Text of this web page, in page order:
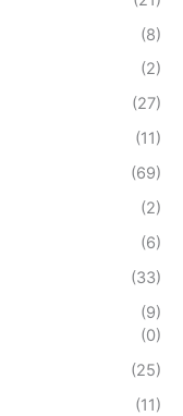
(8)
(2)
(27)
(11)
(69)
(2)
(6)
(33)
(9)
(0)
(25)
(11)